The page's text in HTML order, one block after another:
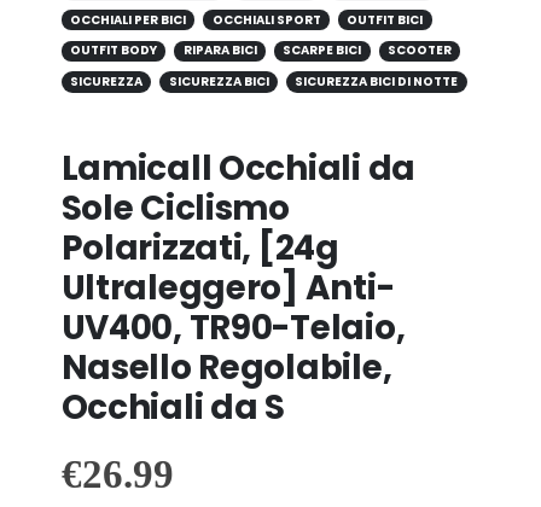
OCCHIALI PER BICI
OCCHIALI SPORT
OUTFIT BICI
OUTFIT BODY
RIPARA BICI SCARPE BICI
SCOOTER
SICUREZZA
SICUREZZA BICI SICUREZZA BICI DI NOTTE
Lamicall Occhiali da
Sole Ciclismo
Polarizzati, [24g
Ultraleggero] Anti-
UV400, TR90-Telaio,
Nasello Regolabile,
Occhiali da S
€26.99